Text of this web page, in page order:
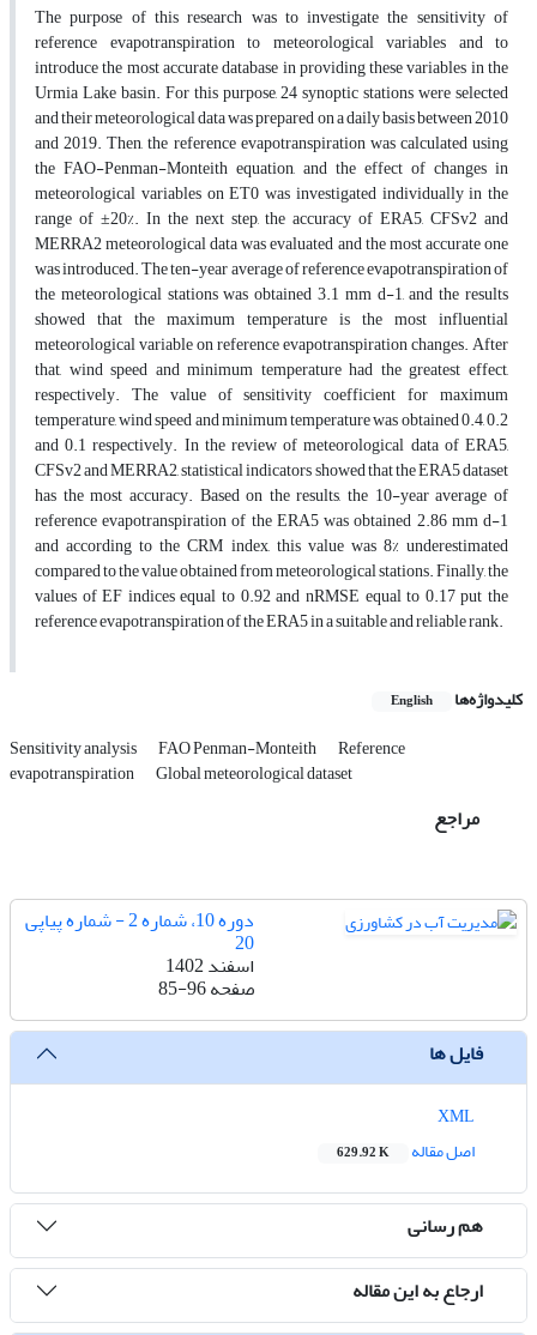
The purpose of this research was to investigate the sensitivity of
reference evapotranspiration to meteorological variables and to
introduce the most accurate database in providing these variables in the
Urmia Lake basin. For this purpose, 24 synoptic stations were selected
and their meteorological data was prepared on a daily basis between 2010
and 2019. Then, the reference evapotranspiration was calculated using
the FAO-Penman-Monteith equation, and the effect of changes in
meteorological variables on ET0 was investigated individually in the
range of ±20%. In the next step, the accuracy of ERA5, CFSv2 and
MERRA2 meteorological data was evaluated and the most accurate one
was introduced. The ten-year average of reference evapotranspiration of
the meteorological stations was obtained 3.1 mm d-1, and the results
showed that the maximum temperature is the most influential
meteorological variable on reference evapotranspiration changes. After
that, wind speed and minimum temperature had the greatest effect,
respectively. The value of sensitivity coefficient for maximum
temperature, wind speed and minimum temperature was obtained 0.4, 0.2
and 0.1 respectively. In the review of meteorological data of ERA5,
CFSv2 and MERRA2, statistical indicators showed that the ERA5 dataset
has the most accuracy. Based on the results, the 10-year average of
reference evapotranspiration of the ERA5 was obtained 2.86 mm d-1
and according to the CRM index, this value was 8% underestimated
compared to the value obtained from meteorological stations. Finally, the
values of EF indices equal to 0.92 and nRMSE equal to 0.17 put the
reference evapotranspiration of the ERA5 in a suitable and reliable rank.
کلیدواژه‌ها English
Sensitivity analysis FAO Penman-Monteith Reference
evapotranspiration Global meteorological dataset
مراجع
دوره 10، شماره 2 - شماره پیاپی
20
اسفند 1402
صفحه85-96
فایل ها
اصل مقاله
629.92 K
هم رسانی
ارجاع به این مقاله